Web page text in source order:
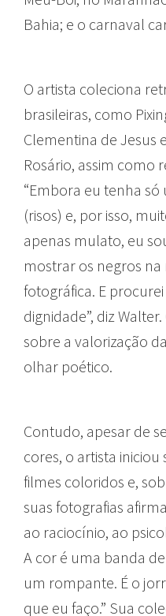
Bahia; e o carnaval
O artista coleciona
brasileiras, como
Clementina de Jesus
Rosário, assim como
“Embora eu tenha
(risos) e, por isso,
apenas mulato, eu
mostrar os negros
fotográfica. E
dignidade”, diz
sobre a valorização
olhar poético.
Contudo, apesar de
cores, o artista
filmes coloridos e,
suas fotografias
ao raciocínio, ao
A cor é uma banda
um rompante. É o
que eu faço.” Sua